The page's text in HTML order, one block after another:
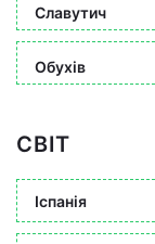
Славутич
Обухів
СВІТ
Іспанія